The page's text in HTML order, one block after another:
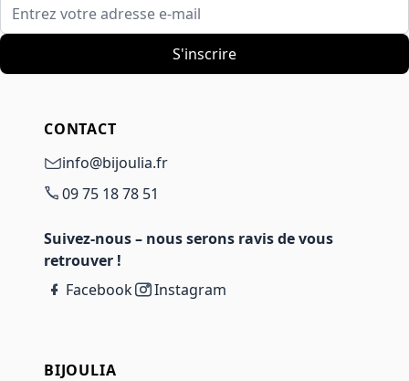
S'inscrire
CONTACT
info@bijoulia.fr
09 75 18 78 51
Suivez-nous – nous serons ravis de vous
retrouver !
Facebook
Instagram
BIJOULIA